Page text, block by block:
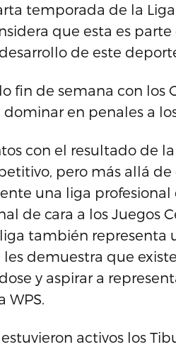
temporada de la
que esta es
de este
fin de semana con
en penales a
con el resultado de
pero más allá de
una liga
de cara a los Juegos
también representa
demuestra que
y aspirar a
WPS.
activos los